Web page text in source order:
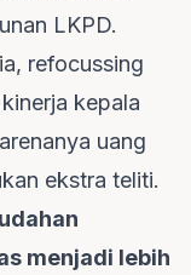
LKPD.
refocussing
kepala
uang
ekstra teliti.
menjadi lebih